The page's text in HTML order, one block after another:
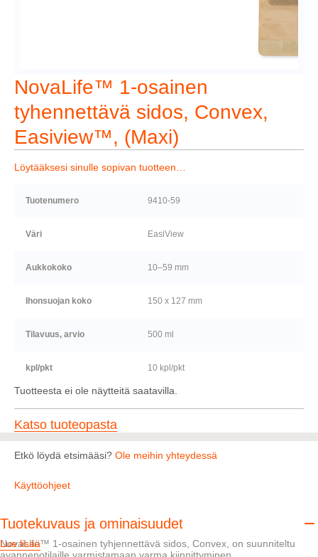
NovaLife™ 1-osainen
tyhennettävä sidos, Convex,
Easiview™, (Maxi)
Löytääksesi sinulle sopivan tuotteen…
Tuotenumero 9410-59
Väri EasiView
Aukkokoko 10–59 mm
Ihonsuojan koko 150 x 127 mm
Tilavuus, arvio 500 ml
kpl/pkt 10 kpl/pkt
Tuotteesta ei ole näytteitä saatavilla.
Katso tuoteopasta
Etkö löydä etsimääsi? Ole meihin yhteydessä
Käyttöohjeet
Tuotekuvaus ja ominaisuudet
NovaLife™ 1-osainen tyhjennettävä sidos, Convex, on suunniteltu
Lue lisää